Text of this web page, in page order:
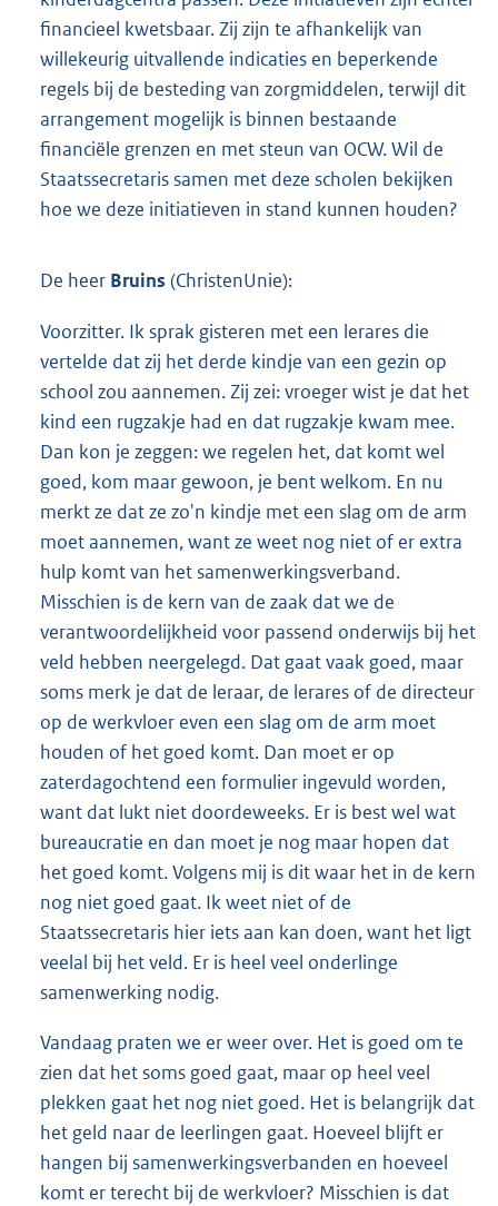
financieel kwetsbaar. Zij zijn te afhankelijk van
willekeurig uitvallende indicaties en beperkende
regels bij de besteding van zorgmiddelen, terwijl dit
arrangement mogelijk is binnen bestaande
financiële grenzen en met steun van OCW. Wil de
Staatssecretaris samen met deze scholen bekijken
hoe we deze initiatieven in stand kunnen houden?
De heer Bruins (ChristenUnie):
Voorzitter. Ik sprak gisteren met een lerares die
vertelde dat zij het derde kindje van een gezin op
school zou aannemen. Zij zei: vroeger wist je dat het
kind een rugzakje had en dat rugzakje kwam mee.
Dan kon je zeggen: we regelen het, dat komt wel
goed, kom maar gewoon, je bent welkom. En nu
merkt ze dat ze zo'n kindje met een slag om de arm
moet aannemen, want ze weet nog niet of er extra
hulp komt van het samenwerkingsverband.
Misschien is de kern van de zaak dat we de
verantwoordelijkheid voor passend onderwijs bij het
veld hebben neergelegd. Dat gaat vaak goed, maar
soms merk je dat de leraar, de lerares of de directeur
op de werkvloer even een slag om de arm moet
houden of het goed komt. Dan moet er op
zaterdagochtend een formulier ingevuld worden,
want dat lukt niet doordeweeks. Er is best wel wat
bureaucratie en dan moet je nog maar hopen dat
het goed komt. Volgens mij is dit waar het in de kern
nog niet goed gaat. Ik weet niet of de
Staatssecretaris hier iets aan kan doen, want het ligt
veelal bij het veld. Er is heel veel onderlinge
samenwerking nodig.
Vandaag praten we er weer over. Het is goed om te
zien dat het soms goed gaat, maar op heel veel
plekken gaat het nog niet goed. Het is belangrijk dat
het geld naar de leerlingen gaat. Hoeveel blijft er
hangen bij samenwerkingsverbanden en hoeveel
komt er terecht bij de werkvloer? Misschien is dat